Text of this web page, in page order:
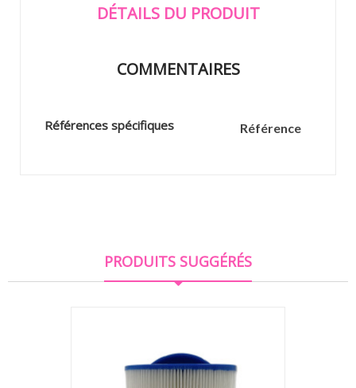
DÉTAILS DU PRODUIT
COMMENTAIRES
Référence
Références spécifiques
PRODUITS SUGGÉRÉS